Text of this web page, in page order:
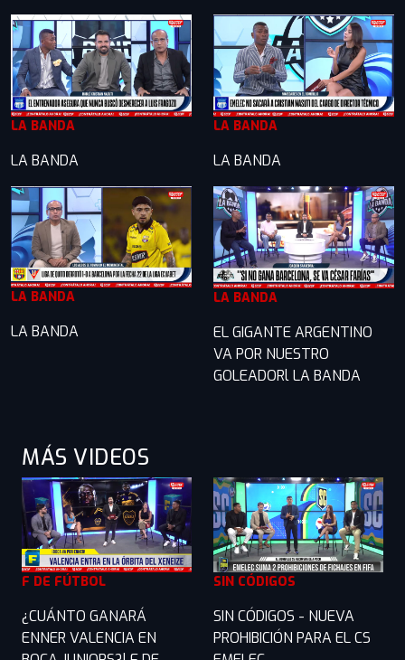
LA BANDA
LA BANDA
LA BANDA
LA BANDA
LA BANDA
LA BANDA
LA BANDA
EL GIGANTE ARGENTINO
VA POR NUESTRO
GOLEADORl LA BANDA
MÁS VIDEOS
F DE FÚTBOL
¿CUÁNTO GANARÁ
ENNER VALENCIA EN
SIN CÓDIGOS
SIN CÓDIGOS - NUEVA
PROHIBICIÓN PARA EL CS